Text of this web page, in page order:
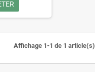
Affichage 1-1 de 1 article(s)